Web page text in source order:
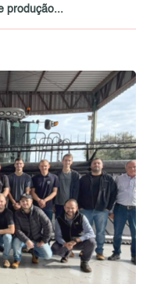
produção...